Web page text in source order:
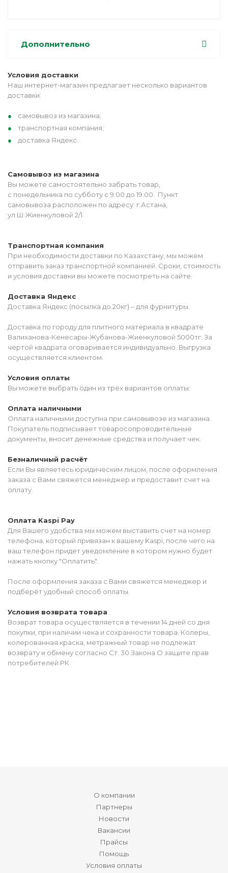
Дополнительно
Условия доставки
Наш интернет-магазин предлагает несколько вариантов
доставки:
самовывоз из магазина;
транспортная компания;
доставка Яндекс.
Самовывоз из магазина
Вы можете самостоятельно забрать товар,
с понедельника по субботу с 9:00 до 19:00. Пункт
самовывоза расположен по адресу: г.Астана,
ул.Ш.Жиенкуловой 2/1.
Транспортная компания
При необходимости доставки по Казахстану, мы можем
отправить заказ транспортной компанией. Сроки, стоимость
и условия доставки вы можете посмотреть на сайте.
Доставка Яндекс
Доставка Яндекс (посылка до 20кг) – для фурнитуры.
Доставка по городу для плитного материала в квадрате
Валиханова-Кенесары-Жубанова-Жиенкуловой 5000тг. За
чертой квадрата оговаривается индивидуально. Выгрузка
осуществляется клиентом.
Условия оплаты
Вы можете выбрать один из трёх вариантов оплаты:
Оплата наличными
Оплата наличными доступна при самовывозе из магазина.
Покупатель подписывает товаросопроводительные
документы, вносит денежные средства и получает чек.
Безналичный расчёт
Если Вы являетесь юридическим лицом, после оформления
заказа с Вами свяжется менеджер и предоставит счет на
оплату.
Оплата Kaspi Pay
Для Вашего удобства мы можем выставить счет на номер
телефона, который привязан к вашему Kaspi, после чего на
ваш телефон придет уведомление в котором нужно будет
нажать кнопку "Оплатить".
После оформления заказа с Вами свяжется менеджер и
подберёт удобный способ оплаты.
Условия возврата товара
Возврат товара осуществляется в течении 14 дней со дня
покупки, при наличии чека и сохранности товара. Колеры,
колерованная краска, метражный товар не подлежат
возврату и обмену согласно Ст. 30 Закона О защите прав
потребителей РК.
О компании
Партнеры
Новости
Вакансии
Прайсы
Помощь
Условия оплаты